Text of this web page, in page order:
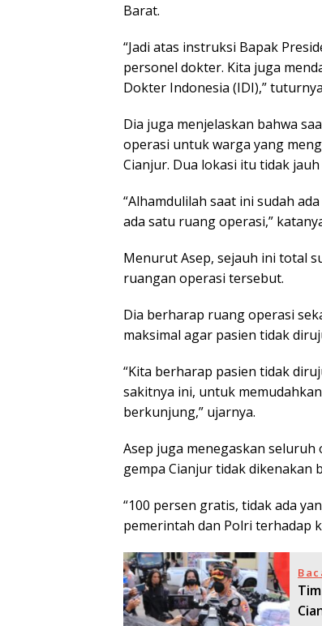
Barat.
“Jadi atas instruksi Bapak
personel dokter. Kita juga
Dokter Indonesia (IDI),”
Dia juga menjelaskan bahwa
operasi untuk warga yang
Cianjur. Dua lokasi itu tidak
“Alhamdulilah saat ini sudah
ada satu ruang operasi,”
Menurut Asep, sejauh ini total
ruangan operasi tersebut.
Dia berharap ruang operasi
maksimal agar pasien tidak
“Kita berharap pasien tidak
sakitnya ini, untuk
berkunjung,” ujarnya.
Asep juga menegaskan
gempa Cianjur tidak dikenakan
“100 persen gratis, tidak ada
pemerintah dan Polri terhadap